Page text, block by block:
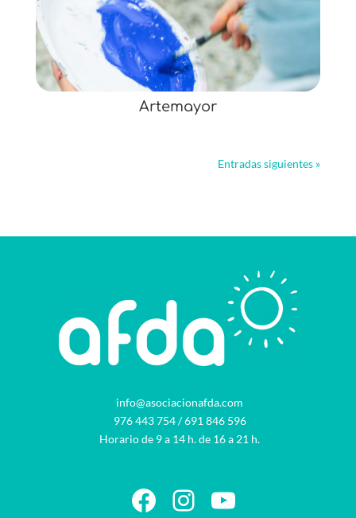
Artemayor
Entradas siguientes »
info@asociacionafda.com
976 443 754/691 846 596
Horario de 9 a 14 h. de 16 a 21 h.
Facebook
Instagram
YouTube